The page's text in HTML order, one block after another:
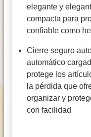
elegante y
compacta para
confiable como
Cierre seguro
automático
protege los
la pérdida que
organizar y
con facilidad